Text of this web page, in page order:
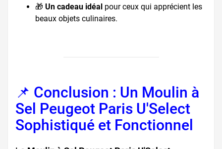
🎁 Un cadeau idéal pour ceux qui apprécient les
beaux objets culinaires.
📌 Conclusion : Un Moulin à
Sel Peugeot Paris U'Select
Sophistiqué et Fonctionnel